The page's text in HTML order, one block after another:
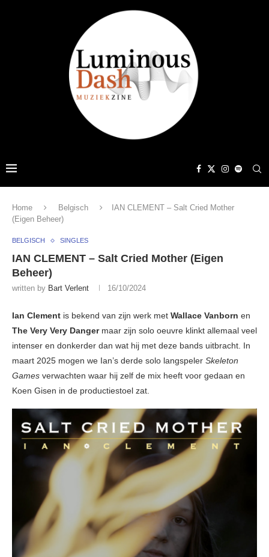
Home Belgisch
IAN CLEMENT – Salt Cried Mother
(Eigen Beheer)
BELGISCH SINGLES
IAN CLEMENT – Salt Cried Mother (Eigen
Beheer)
written by Bart Verlent 16/10/2024
Ian Clement is bekend van zijn werk met Wallace Vanborn en
The Very Very Danger maar zijn solo oeuvre klinkt allemaal veel
intenser en donkerder dan wat hij met deze bands uitbracht. In
maart 2025 mogen we Ian’s derde solo langspeler Skeleton
Games verwachten waar hij zelf de mix heeft voor gedaan en
Koen Gisen in de productiestoel zat.